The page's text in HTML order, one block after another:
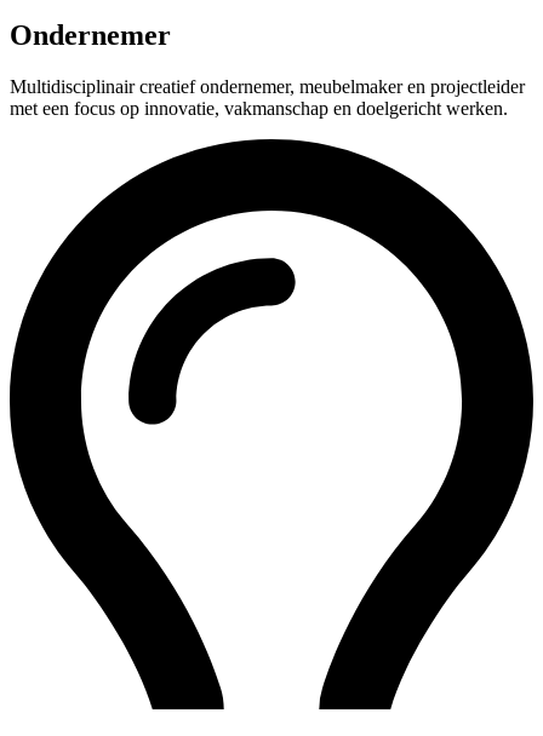
Ondernemer
Multidisciplinair creatief ondernemer, meubelmaker en projectleider
met een focus op innovatie, vakmanschap en doelgericht werken.